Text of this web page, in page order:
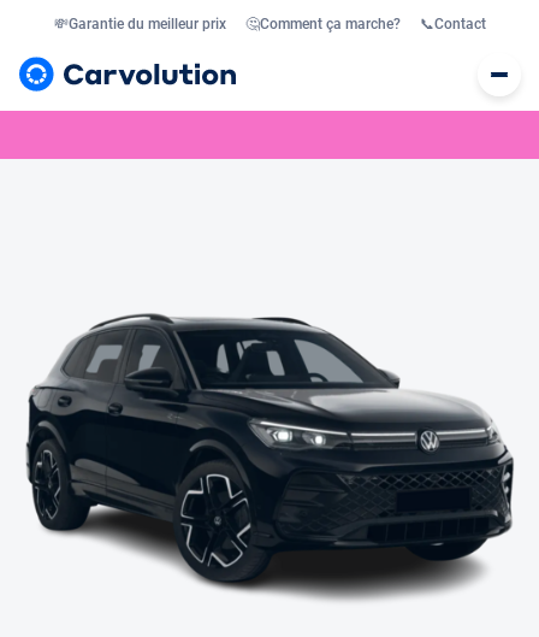
💸Garantie du meilleur prix 🤔Comment ça marche? 📞Contact